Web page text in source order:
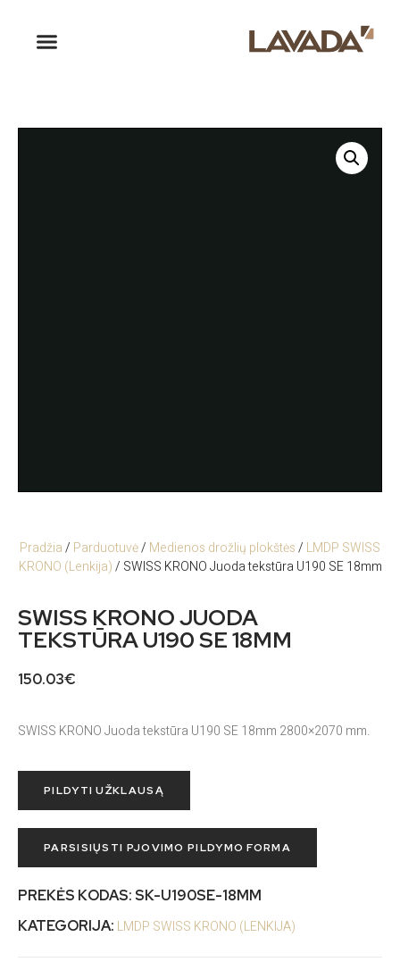
Pradžia/ Parduotuvė/ Medienos drožlių plokštės/ LMDP SWISS
KRONO (Lenkija)/ SWISS KRONO Juoda tekstūra U190 SE 18mm
SWISS KRONO JUODA
TEKSTŪRA U190 SE 18MM
150.03€
SWISS KRONO Juoda tekstūra U190 SE 18mm 2800×2070 mm.
PILDYTI UŽKLAUSĄ
PARSISIŲSTI PJOVIMO PILDYMO FORMA
PREKĖS KODAS:SK-U190SE-18MM
KATEGORIJA: LMDP SWISS KRONO (LENKIJA)